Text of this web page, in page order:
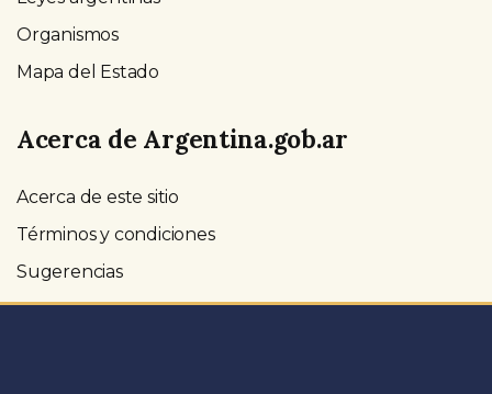
Organismos
Mapa del Estado
Acerca de Argentina.gob.ar
Acerca de este sitio
Términos y condiciones
Sugerencias